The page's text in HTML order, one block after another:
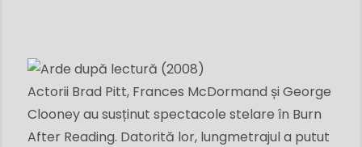
Actorii Brad Pitt, Frances McDormand și George
Clooney au susținut spectacole stelare în Burn
After Reading. Datorită lor, lungmetrajul a putut